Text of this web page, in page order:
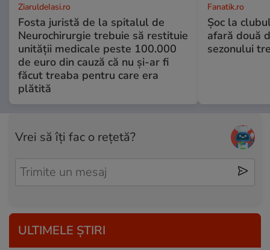
ZiaruldeIasi.ro
Fosta juristă de la spitalul de
Neurochirurgie trebuie să restituie
unității medicale peste 100.000
de euro din cauză că nu și-ar fi
făcut treaba pentru care era
plătită
Fanatik.ro
Șoc la
afară două
sezonului
Vrei să îți fac o rețetă?
ULTIMELE ȘTIRI